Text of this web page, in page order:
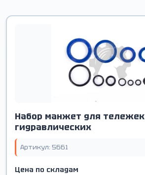
Набор манжет для тележек
гидравлических
Артикул: 5661
Цена по складам